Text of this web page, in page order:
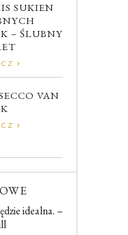
SUKIEN
– ŚLUBNY
VAN
idealna. –